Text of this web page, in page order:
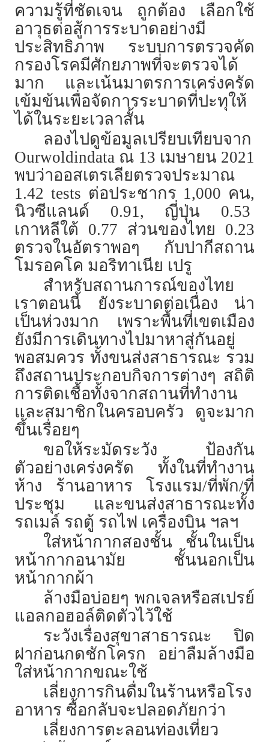
ความรู้ที่ชัดเจน ถูกต้อง เลือกใช้
อาวุธต่อสู้การระบาดอย่างมี
ประสิทธิภาพ ระบบการตรวจคัด
กรองโรคมีศักยภาพที่จะตรวจได้
มาก และเน้นมาตรการเคร่งครัด
เข้มข้นเพื่อจัดการระบาดที่ปะทุให้
ได้ในระยะเวลาสั้น
ลองไปดูข้อมูลเปรียบเทียบจาก
Ourwoldindata ณ 13 เมษายน 2021
พบว่าออสเตรเลียตรวจประมาณ
1.42 tests ต่อประชากร 1,000 คน,
นิวซีแลนด์ 0.91, ญี่ปุ่น 0.53
เกาหลีใต้ 0.77 ส่วนของไทย 0.23
ตรวจในอัตราพอๆ กับปากีสถาน
โมรอคโค มอริทาเนีย เปรู
สำหรับสถานการณ์ของไทย
เราตอนนี้ ยังระบาดต่อเนื่อง น่า
เป็นห่วงมาก เพราะพื้นที่เขตเมือง
ยังมีการเดินทางไปมาหาสู่กันอยู่
พอสมควร ทั้งขนส่งสาธารณะ รวม
ถึงสถานประกอบกิจการต่างๆ สถิติ
การติดเชื้อทั้งจากสถานที่ทำงาน
และสมาชิกในครอบครัว ดูจะมาก
ขึ้นเรื่อยๆ
ขอให้ระมัดระวัง ป้องกัน
ตัวอย่างเคร่งครัด ทั้งในที่ทำงาน
ห้าง ร้านอาหาร โรงแรม/ที่พัก/ที่
ประชุม และขนส่งสาธารณะทั้ง
รถเมล์ รถตู้ รถไฟ เครื่องบิน ฯลฯ
ใส่หน้ากากสองชั้น ชั้นในเป็น
หน้ากากอนามัย ชั้นนอกเป็น
หน้ากากผ้า
ล้างมือบ่อยๆ พกเจลหรือสเปรย์
แอลกอฮอล์ติดตัวไว้ใช้
ระวังเรื่องสุขาสาธารณะ ปิด
ฝาก่อนกดชักโครก อย่าลืมล้างมือ
ใส่หน้ากากขณะใช้
เลี่ยงการกินดื่มในร้านหรือโรง
อาหาร ซื้อกลับจะปลอดภัยกว่า
เลี่ยงการตะลอนท่องเที่ยว